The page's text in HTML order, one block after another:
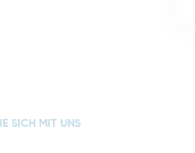
SICH MIT UNS